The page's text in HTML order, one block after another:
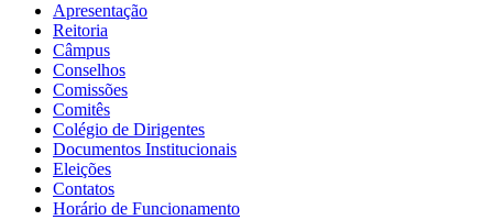
Apresentação
Reitoria
Câmpus
Conselhos
Comissões
Comitês
Colégio de Dirigentes
Documentos Institucionais
Eleições
Contatos
Horário de Funcionamento